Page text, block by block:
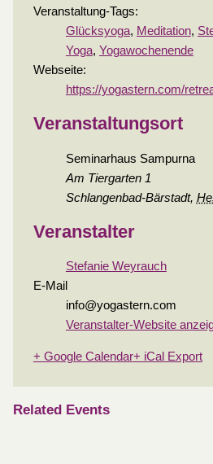
Veranstaltung-Tags:
Glücksyoga, Meditation,
Yoga, Yogawochenende
Webseite:
https://yogastern.com/
Veranstaltungsort
Seminarhaus Sampurna
Am Tiergarten 1
Schlangenbad-Bärstadt,
Veranstalter
Stefanie Weyrauch
E-Mail
info@yogastern.com
Veranstalter-Website
+ Google Calendar+ iCal Export
Related Events